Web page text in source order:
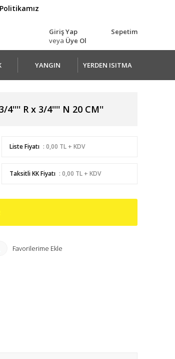
Giriş Yap
veya Üye Ol
Sepetim
YANGIN YERDEN ISITMA
4'''' R x 3/4'''' N 20 CM''
Liste Fiyatı : 0,00 TL + KDV
Taksitli KK Fiyatı : 0,00 TL + KDV